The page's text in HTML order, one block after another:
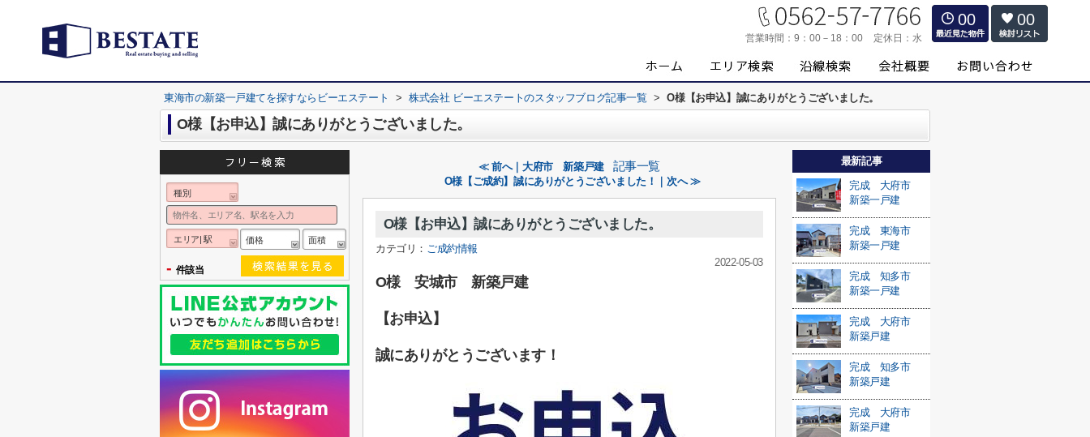
営業時間： 9：00－18：00 定休日： 水
00 00
東海市の新築一戸建てを探すならビーエステート > 株式会社 ビーエステートのスタッフブログ記事一覧 > O様【お申込】誠にありがとうございました。
O様【お申込】誠にありがとうございました。
≪ 前へ｜大府市 新築戸建 記事一覧
O様【ご成約】誠にありがとうございました！｜次へ ≫
O様【お申込】誠にありがとうございました。
カテゴリ： ご成約情報
2022-05-03
O様 安城市 新築戸建
【お申込】
誠にありがとうございます！
最新記事
完成 大府市
新築一戸建
完成 東海市
新築一戸建
完成 知多市
新築一戸建
完成 大府市
新築戸建
完成 知多市
新築戸建
完成 大府市
新築戸建
種別
エリア| 駅 価格 面積
- 件該当